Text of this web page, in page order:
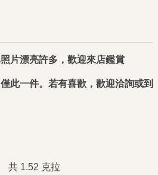
片漂亮許多，歡迎來店鑑賞
此一件。若有喜歡，歡迎洽詢或到
1.52 克拉